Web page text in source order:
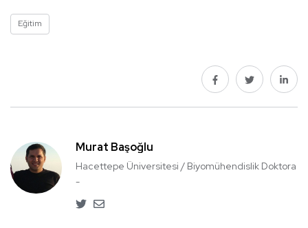
Eğitim
Murat Başoğlu
Hacettepe Üniversitesi / Biyomühendislik Doktora
-